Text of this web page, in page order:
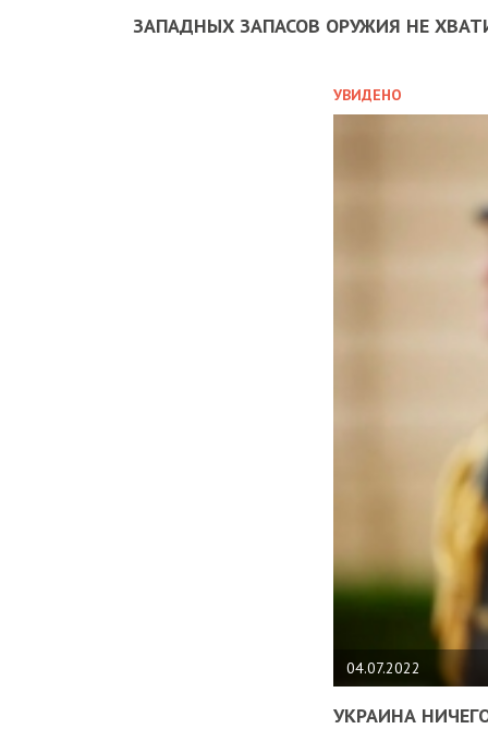
ЗАПАДНЫХ ЗАПАСОВ ОРУЖИЯ НЕ
УВИДЕНО
04.07.2022
УКРАИНА